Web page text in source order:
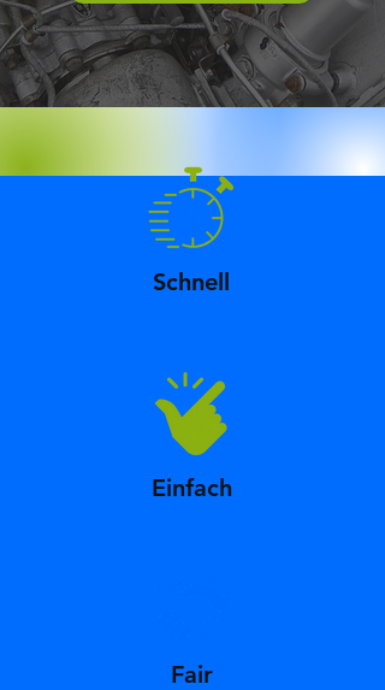
Schnell
Einfach
Fair